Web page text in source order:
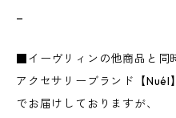
■イーヴリィンの他商品と同
アクセサリーブランド【
でお届けしておりますが、